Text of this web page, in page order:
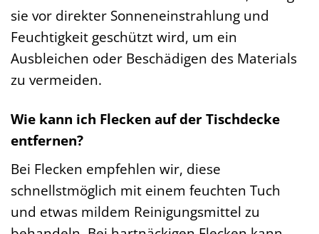
sie vor direkter Sonneneinstrahlung und
Feuchtigkeit geschützt wird, um ein
Ausbleichen oder Beschädigen des Materials
zu vermeiden.
Wie kann ich Flecken auf der Tischdecke
entfernen?
Bei Flecken empfehlen wir, diese
schnellstmöglich mit einem feuchten Tuch
und etwas mildem Reinigungsmittel zu